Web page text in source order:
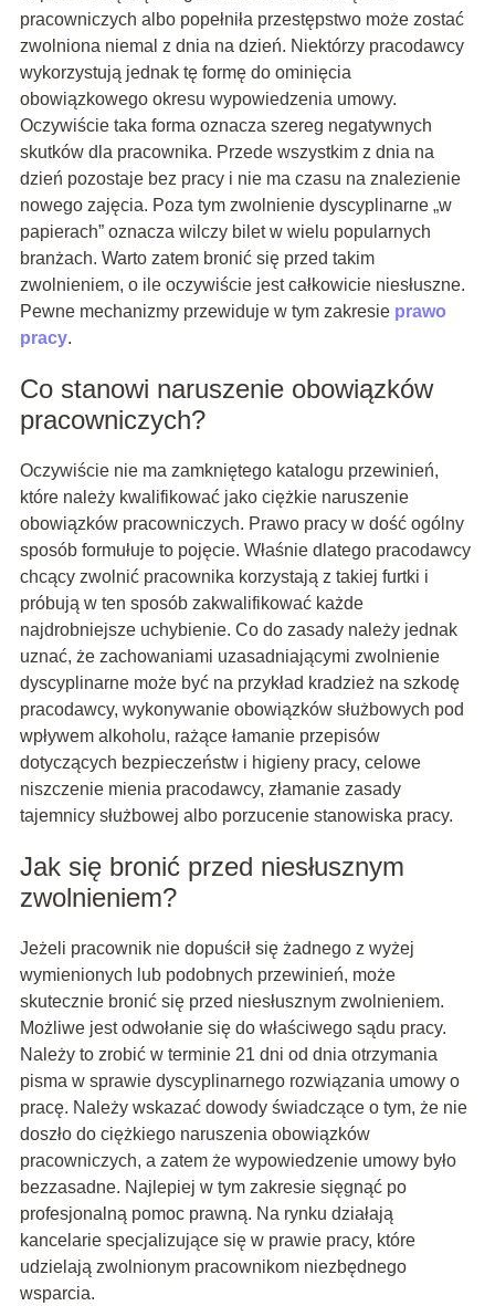
pracowniczych albo popełniła przestępstwo może zostać
zwolniona niemal z dnia na dzień. Niektórzy pracodawcy
wykorzystują jednak tę formę do ominięcia
obowiązkowego okresu wypowiedzenia umowy.
Oczywiście taka forma oznacza szereg negatywnych
skutków dla pracownika. Przede wszystkim z dnia na
dzień pozostaje bez pracy i nie ma czasu na znalezienie
nowego zajęcia. Poza tym zwolnienie dyscyplinarne „w
papierach” oznacza wilczy bilet w wielu popularnych
branżach. Warto zatem bronić się przed takim
zwolnieniem, o ile oczywiście jest całkowicie niesłuszne.
Pewne mechanizmy przewiduje w tym zakresie prawo
pracy.
Co stanowi naruszenie obowiązków
pracowniczych?
Oczywiście nie ma zamkniętego katalogu przewinień,
które należy kwalifikować jako ciężkie naruszenie
obowiązków pracowniczych. Prawo pracy w dość ogólny
sposób formułuje to pojęcie. Właśnie dlatego pracodawcy
chcący zwolnić pracownika korzystają z takiej furtki i
próbują w ten sposób zakwalifikować każde
najdrobniejsze uchybienie. Co do zasady należy jednak
uznać, że zachowaniami uzasadniającymi zwolnienie
dyscyplinarne może być na przykład kradzież na szkodę
pracodawcy, wykonywanie obowiązków służbowych pod
wpływem alkoholu, rażące łamanie przepisów
dotyczących bezpieczeństw i higieny pracy, celowe
niszczenie mienia pracodawcy, złamanie zasady
tajemnicy służbowej albo porzucenie stanowiska pracy.
Jak się bronić przed niesłusznym
zwolnieniem?
Jeżeli pracownik nie dopuścił się żadnego z wyżej
wymienionych lub podobnych przewinień, może
skutecznie bronić się przed niesłusznym zwolnieniem.
Możliwe jest odwołanie się do właściwego sądu pracy.
Należy to zrobić w terminie 21 dni od dnia otrzymania
pisma w sprawie dyscyplinarnego rozwiązania umowy o
pracę. Należy wskazać dowody świadczące o tym, że nie
doszło do ciężkiego naruszenia obowiązków
pracowniczych, a zatem że wypowiedzenie umowy było
bezzasadne. Najlepiej w tym zakresie sięgnąć po
profesjonalną pomoc prawną. Na rynku działają
kancelarie specjalizujące się w prawie pracy, które
udzielają zwolnionym pracownikom niezbędnego
wsparcia.